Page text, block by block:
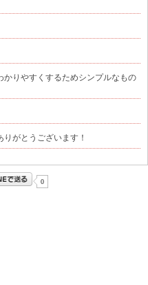
りやすくするためシンプルなもの
がとうございます！
0